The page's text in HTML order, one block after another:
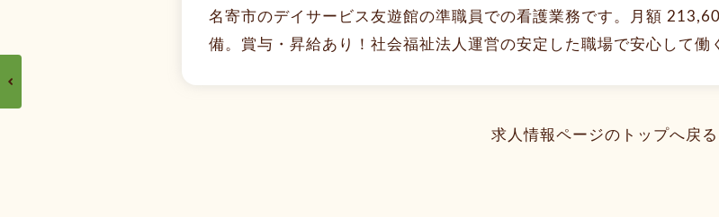
名寄市のデイサービス友遊館の準職員での看護業務です。月額
備。賞与・昇給あり！社会福祉法人運営の安定した職場で安心して働
求人情報ページのトップへ戻る